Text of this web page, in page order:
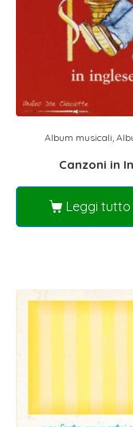
Album musicali,
Canzoni in
Leggi tutto